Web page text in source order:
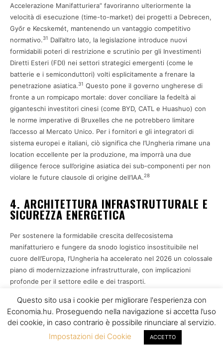
Accelerazione Manifatturiera” favoriranno ulteriormente la
velocità di esecuzione (time-to-market) dei progetti a Debrecen,
Győr e Kecskemét, mantenendo un vantaggio competitivo
normativo.31 Dall’altro lato, la legislazione introduce nuovi
formidabili poteri di restrizione e scrutinio per gli Investimenti
Diretti Esteri (FDI) nei settori strategici emergenti (come le
batterie e i semiconduttori) volti esplicitamente a frenare la
penetrazione asiatica.31 Questo pone il governo ungherese di
fronte a un rompicapo mortale: dover conciliare la fedeltà ai
giganteschi investitori cinesi (come BYD, CATL e Huashuo) con
le norme imperative di Bruxelles che ne potrebbero limitare
l’accesso al Mercato Unico. Per i fornitori e gli integratori di
sistema europei e italiani, ciò significa che l’Ungheria rimane una
location eccellente per la produzione, ma imporrà una due
diligence feroce sull’origine asiatica dei sub-componenti per non
violare le future clausole di origine dell’IAA.28
4. ARCHITETTURA INFRASTRUTTURALE E
SICUREZZA ENERGETICA
Per sostenere la formidabile crescita dell’ecosistema
manifatturiero e fungere da snodo logistico insostituibile nel
cuore dell’Europa, l’Ungheria ha accelerato nel 2026 un colossale
piano di modernizzazione infrastrutturale, con implicazioni
profonde per il settore edile e dei trasporti.
4.1 LA RIVOLUZIONE LOGISTICA: AEROPORTO,
FERROVIE E AUTOSTRADE
Il fulcro dell’ambizione trasportistica ungherese risiede nella
metamorfosi dell’Aeroporto Internazionale Ferenc Liszt di
Questo sito usa i cookie per migliorare l'esperienza con
Economia.hu. Proseguendo nella navigazione si accetta l’uso
dei cookie, in caso contrario è possibile rinunciare al servizio.
Impostazioni dei Cookie
ACCETTO